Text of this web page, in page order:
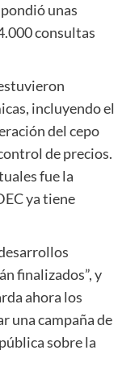
unas
consultas
incluyendo el
del cepo
de precios.
fue la
ya tiene
finalizados”, y
ahora los
una campaña de
sobre la